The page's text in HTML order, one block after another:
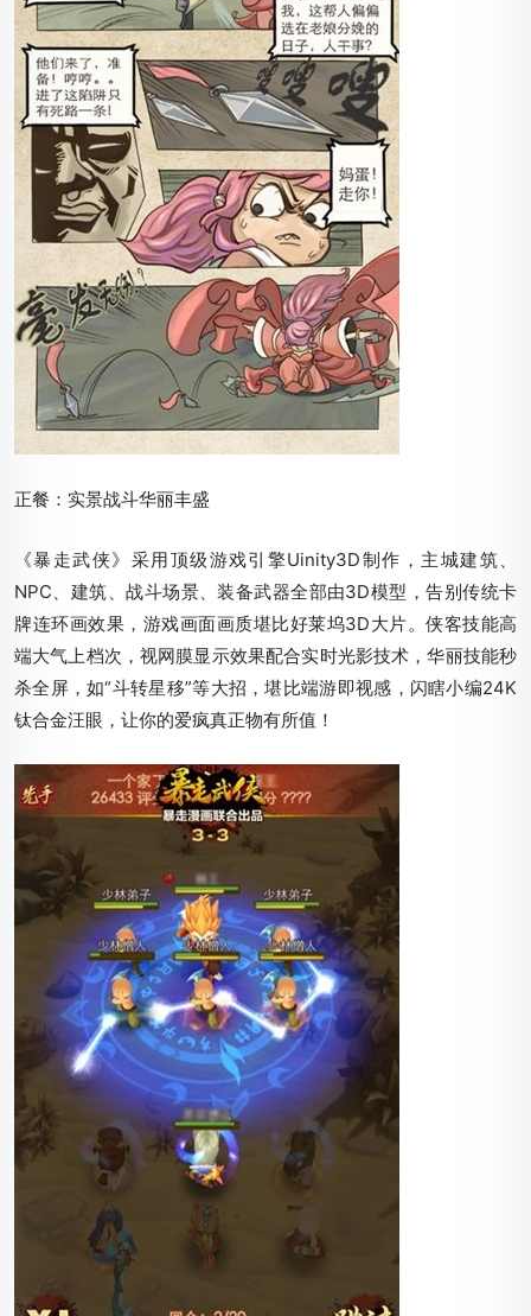
正餐：实景战斗华丽丰盛
《暴走武侠》采用顶级游戏引擎Uinity3D制作，主城建筑、
NPC、建筑、战斗场景、装备武器全部由3D模型，告别传统卡
牌连环画效果，游戏画面画质堪比好莱坞3D大片。侠客技能高
端大气上档次，视网膜显示效果配合实时光影技术，华丽技能秒
杀全屏，如“斗转星移”等大招，堪比端游即视感，闪瞎小编24K
钛合金汪眼，让你的爱疯真正物有所值！